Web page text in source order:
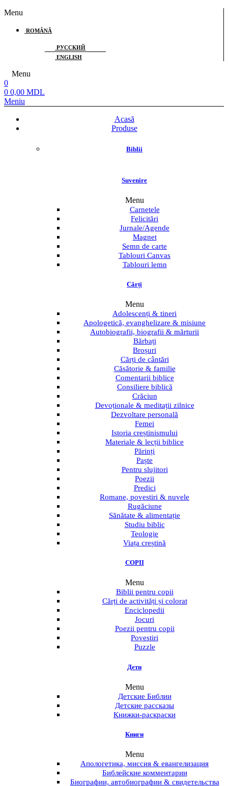
Menu
ROMÂNĂ
РУССКИЙ
ENGLISH
Menu
0
0 0,00 MDL
Meniu
Acasă
Produse
Biblii
Suvenire
Menu
Carnetele
Felicitări
Jurnale/Agende
Magnet
Semn de carte
Tablouri Canvas
Tablouri lemn
Cărți
Menu
Adolescenți & tineri
Apologetică, evanghelizare & misiune
Autobiografii, biografii & mărturii
Bărbați
Broșuri
Cărți de cântări
Căsătorie & familie
Comentarii biblice
Consiliere biblică
Crăciun
Devoționale & meditații zilnice
Dezvoltare personală
Femei
Istoria creștinismului
Materiale & lecții biblice
Părinți
Paște
Pentru slujitori
Poezii
Predici
Romane, povestiri & nuvele
Rugăciune
Sănătate & alimentație
Studiu biblic
Teologie
Viața creștină
COPII
Menu
Biblii pentru copii
Cărți de activități și colorat
Enciclopedii
Jocuri
Poezii pentru copii
Povestiri
Puzzle
Дети
Menu
Детские Библии
Детские рассказы
Книжки-раскраски
Книги
Menu
Апологетика, миссия & евангелизация
Библейские комментарии
Биографии, автобиографии & свидетельства